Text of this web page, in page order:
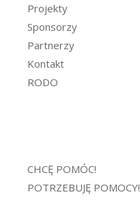
Projekty
Sponsorzy
Partnerzy
Kontakt
RODO
CHCĘ POMÓC!
POTRZEBUJĘ POMOCY!